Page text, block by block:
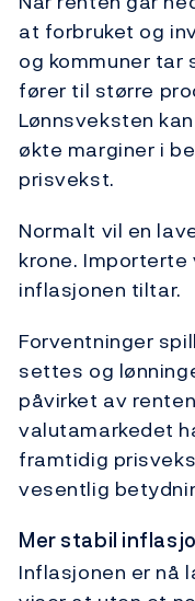
at forbruket og
og kommuner
fører til større
Lønnsveksten
økte marginer i
prisvekst.
Normalt vil en
krone.
inflasjonen tiltar.
Forventninger
settes og
påvirket av
valutamarkedet
framtidig
vesentlig
Mer stabil
Inflasjonen er nå